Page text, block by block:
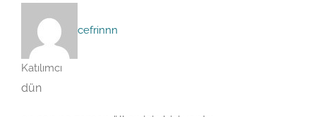
cefrinnn
Katılımcı
dün